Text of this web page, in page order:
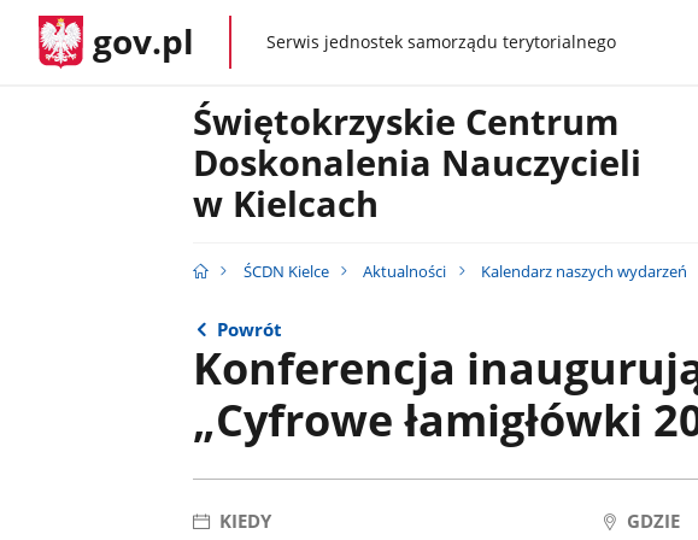
gov.pl gov.plSerwis jednostek samorządu terytorialnego
Świętokrzyskie Centrum
Doskonalenia Nauczycieli
w Kielcach
ŚCDN Kielce Aktualności Kalendarz naszych wydarzeń
Powrót
Konferencja
„Cyfrowe łamigłówki
KIEDY
GDZIE